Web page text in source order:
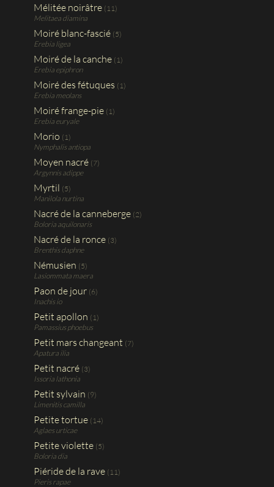
Mélitée noirâtre (11)
Melitaea diamina
Moiré blanc-fascié (5)
Erebia ligea
Moiré de la canche (1)
Erebia epiphron
Moiré des fétuques (1)
Erebia meolans
Moiré frange-pie (1)
Erebia euryale
Morio (1)
Nymphalis antiopa
Moyen nacré (7)
Argynnis adippe
Myrtil (5)
Manilola nurtina
Nacré de la canneberge (2)
Boloria aquilonaris
Nacré de la ronce (3)
Brenthis daphne
Némusien (5)
Lasiommata maera
Paon de jour (6)
Inachis io
Petit apollon (1)
Pamassius phoebus
Petit mars changeant (7)
Apatura ilia
Petit nacré (3)
Issoria lathonia
Petit sylvain (9)
Limenitis camilla
Petite tortue (14)
Aglaes urticae
Petite violette (5)
Boloria dia
Piéride de la rave (11)
Pieris rapae